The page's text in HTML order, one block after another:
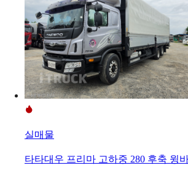
실매물
타타대우 프리마 고하중 280 후축 윙